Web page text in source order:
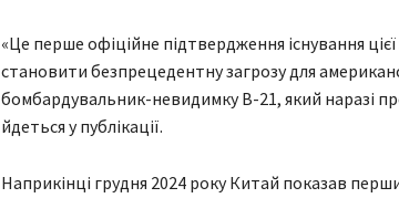
«Це перше офіційне підтвердження існування
становити безпрецедентну загрозу для
бомбардувальник-невидимку B-21, який наразі
йдеться у публікації.
Наприкінці грудня 2024 року Китай показав